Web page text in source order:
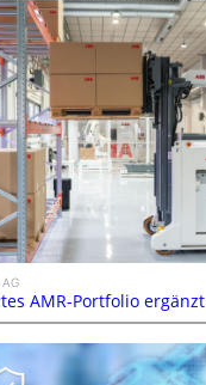
AG
AMR-Portfolio ergänzt